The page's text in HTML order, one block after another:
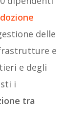
delle
e
e degli
i
tra